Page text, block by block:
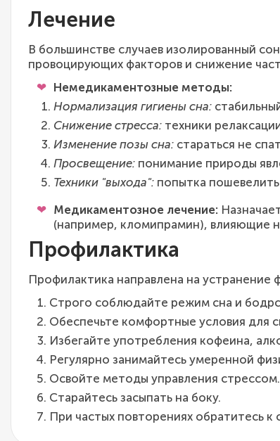
Лечение
В большинстве случаев изолированный
провоцирующих факторов и снижение
Немедикаментозные методы:
Нормализация гигиены сна:
Снижение стресса: техники
Изменение позы сна: стараться не
Просвещение: понимание природы
Техники "выхода": попытка
Медикаментозное лечение:
(например, кломипрамин), влияющие
Профилактика
Профилактика направлена на устранение
Строго соблюдайте режим сна и
Обеспечьте комфортные условия для
Избегайте употребления кофеина,
Регулярно занимайтесь умеренной
Освойте методы управления стрессом.
Старайтесь засыпать на боку.
При частых повторениях обратитесь